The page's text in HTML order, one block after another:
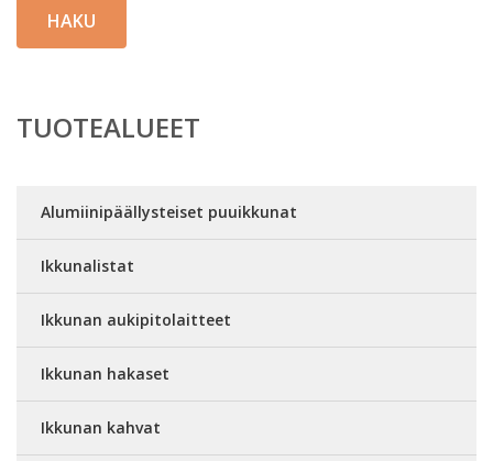
HAKU
TUOTEALUEET
Alumiinipäällysteiset puuikkunat
Ikkunalistat
Ikkunan aukipitolaitteet
Ikkunan hakaset
Ikkunan kahvat